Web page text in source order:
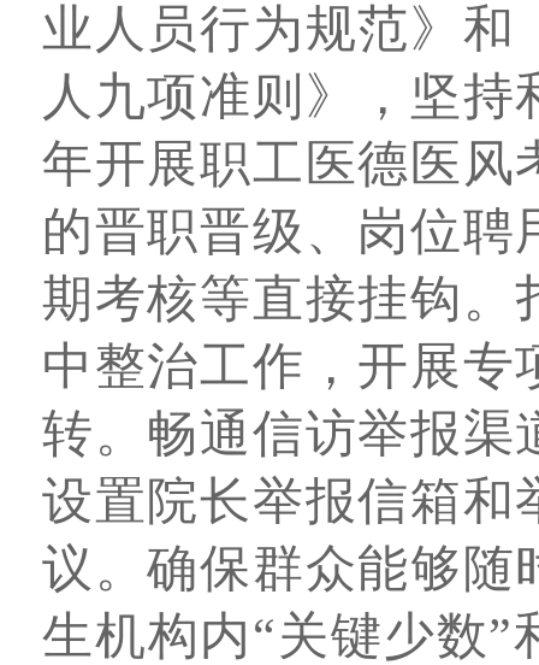
业人员行为规范》和
人九项准则》，坚
年开展职工医德医风
的晋职晋级、岗位聘
期考核等直接挂钩。
中整治工作，开展专
转。畅通信访举报渠
设置院长举报信箱和
议。确保群众能够随
生机构内“关键少数